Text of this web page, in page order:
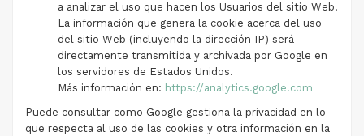
a analizar el uso que hacen los Usuarios del sitio Web.
La información que genera la cookie acerca del uso
del sitio Web (incluyendo la dirección IP) será
directamente transmitida y archivada por Google en
los servidores de Estados Unidos.
Más información en: https://analytics.google.com
Puede consultar como Google gestiona la privacidad en lo
que respecta al uso de las cookies y otra información en la